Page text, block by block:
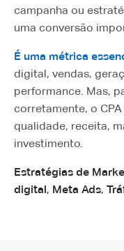
campanha ou
uma conversão
É uma métrica
digital, vendas,
performance. Mas,
corretamente, o
qualidade, receita,
investimento.
Estratégias de
digital, Meta Ads,